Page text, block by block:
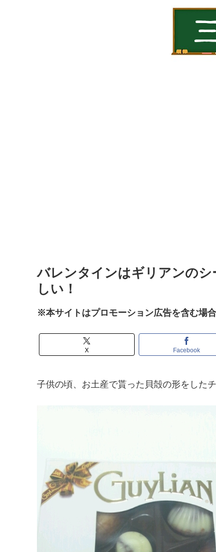
バレンタインはギリアンの
しい！
※本サイトはプロモーション広告を含む場合
X Facebook
子供の頃、お土産で貰った貝殻の形をしたチ